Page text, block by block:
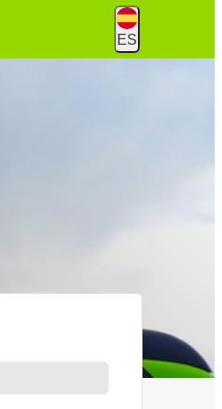
ES